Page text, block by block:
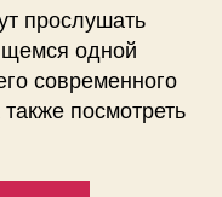
прослушать
одной
современного
посмотреть